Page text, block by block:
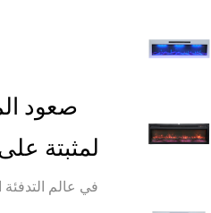
صعود
المثبتة
في
في عالم التدفئة